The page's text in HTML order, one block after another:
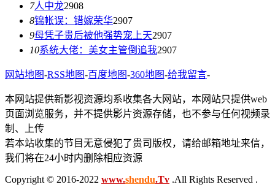
7人中龙2908
8锦帐误：错嫁荣华2907
9母凭子贵后被他强势宠上天2907
10系统大佬：美女主管倒追我2907
网站地图-RSS地图-百度地图-360地图-给我留言-
本网站提供新影视资源均系收集各大网站，本网站只提供web
页面浏览服务，并不提供影片资源存储，也不参与任何视频录
制、上传
若本站收集的节目无意侵犯了贵司版权，请给邮箱地址来信，
我们将在24小时内删除相应资源
Copyright © 2016-2022 www.shendu.Tv .All Rights Reserved .